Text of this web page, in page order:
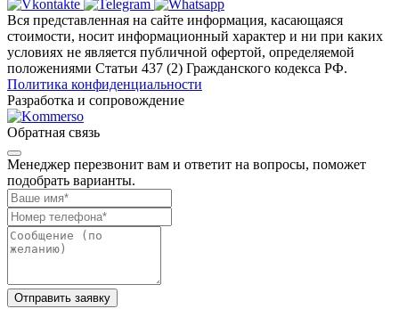
Вся представленная на сайте информация, касающаяся
стоимости, носит информационный характер и ни при каких
условиях не является публичной офертой, определяемой
положениями Статьи 437 (2) Гражданского кодекса РФ.
Политика конфиденциальности
Разработка и сопровождение
Обратная связь
Менеджер перезвонит вам и ответит на вопросы, поможет
подобрать варианты.
Отправить заявку